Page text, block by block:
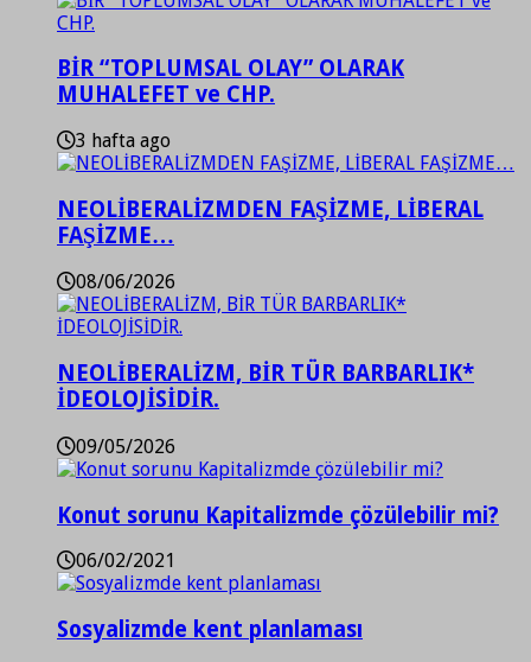
BİR “TOPLUMSAL OLAY” OLARAK
MUHALEFET ve CHP.
3 hafta ago
NEOLİBERALİZMDEN FAŞİZME, LİBERAL
FAŞİZME…
08/06/2026
NEOLİBERALİZM, BİR TÜR BARBARLIK*
İDEOLOJİSİDİR.
09/05/2026
Konut sorunu Kapitalizmde çözülebilir mi?
06/02/2021
Sosyalizmde kent planlaması